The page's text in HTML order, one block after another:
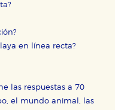
en línea recta?
las respuestas a 70
el mundo animal, las
que nuestro sitio
desde el
posible que algunas
funcionar
su experiencia
de